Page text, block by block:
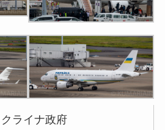
クライナ政府